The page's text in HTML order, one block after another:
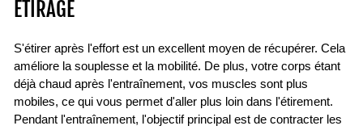
ÉTIRAGE
S'étirer après l'effort est un excellent moyen de récupérer. Cela
améliore la souplesse et la mobilité. De plus, votre corps étant
déjà chaud après l'entraînement, vos muscles sont plus
mobiles, ce qui vous permet d'aller plus loin dans l'étirement.
Pendant l'entraînement, l'objectif principal est de contracter les